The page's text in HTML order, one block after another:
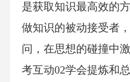
是获取知识最高效的
做知识的被动接受者
问，在思想的碰撞中
考互动02学会提炼和